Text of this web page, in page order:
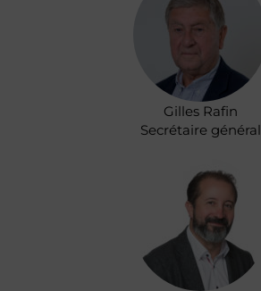
Gilles Rafin
Secrétaire général